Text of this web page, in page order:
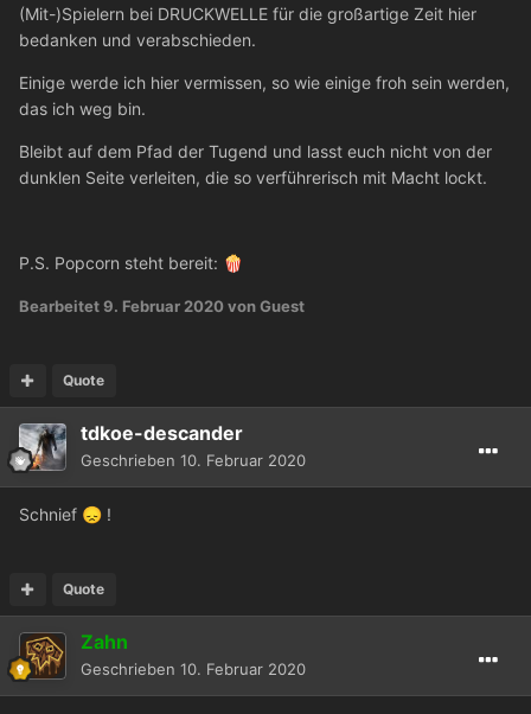
(Mit-)Spielern bei DRUCKWELLE für die großartige Zeit hier
bedanken und verabschieden.
Einige werde ich hier vermissen, so wie einige froh sein werden,
das ich weg bin.
Bleibt auf dem Pfad der Tugend und lasst euch nicht von der
dunklen Seite verleiten, die so verführerisch mit Macht lockt.
P.S. Popcorn steht bereit: 🍿
Bearbeitet9. Februar 2020von Guest
Quote
tdkoe-descander
Geschrieben 10. Februar 2020
Schnief 😞 !
Quote
Zahn
Geschrieben 10. Februar 2020